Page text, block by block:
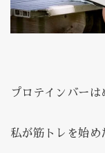
プロテインバーは
私が筋トレを始